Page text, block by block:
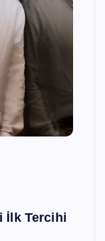
İlk Tercihi